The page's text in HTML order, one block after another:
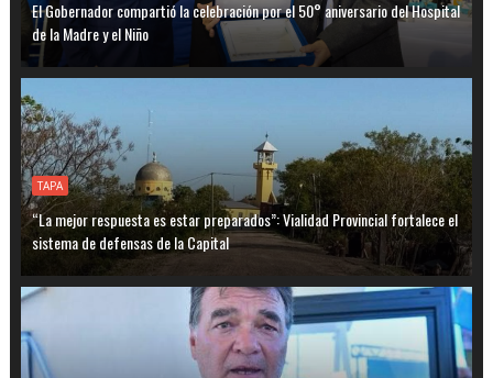
El Gobernador compartió la celebración por el 50° aniversario del Hospital
de la Madre y el Niño
TAPA
“La mejor respuesta es estar preparados”: Vialidad Provincial fortalece el
sistema de defensas de la Capital